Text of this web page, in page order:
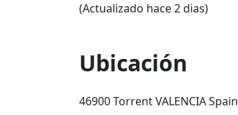
(Actualizado hace 2 dias)
Ubicación
46900 Torrent VALENCIA Spain